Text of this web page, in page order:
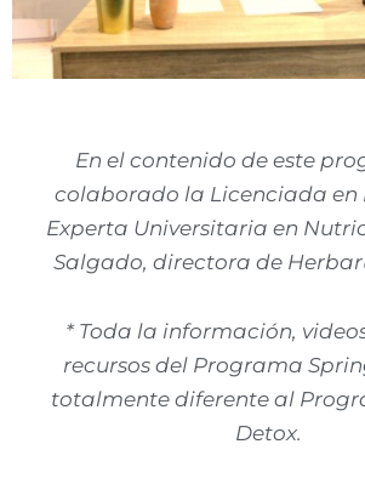
En el contenido de este
colaborado la Licenciada en
Experta Universitaria en
Salgado, directora de
* Toda la información,
recursos del Programa
totalmente diferente al
Detox.